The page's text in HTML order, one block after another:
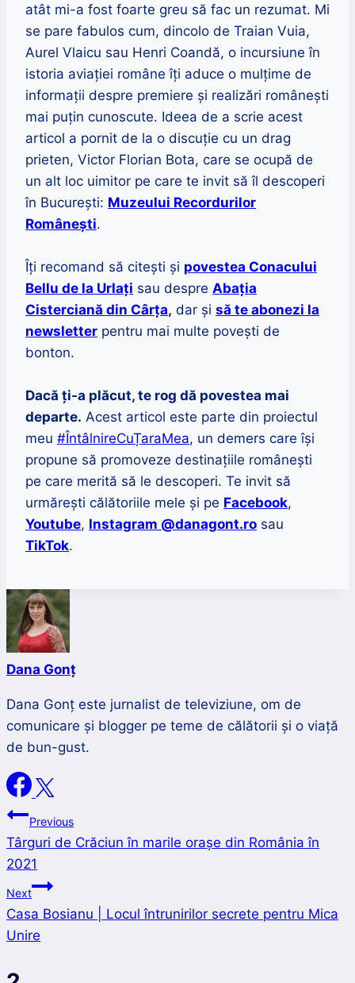
atât mi-a fost foarte greu să fac un rezumat. Mi
se pare fabulos cum, dincolo de Traian Vuia,
Aurel Vlaicu sau Henri Coandă, o incursiune în
istoria aviației române îți aduce o mulțime de
informații despre premiere și realizări românești
mai puțin cunoscute. Ideea de a scrie acest
articol a pornit de la o discuție cu un drag
prieten, Victor Florian Bota, care se ocupă de
un alt loc uimitor pe care te invit să îl descoperi
în București: Muzeului Recordurilor
Românești.
Îți recomand să citești și povestea Conacului
Bellu de la Urlați sau despre Abația
Cisterciană din Cârța, dar și să te abonezi la
newsletter pentru mai multe povești de
bonton.
Dacă ți-a plăcut, te rog dă povestea mai
departe. Acest articol este parte din proiectul
meu #ÎntâlnireCuȚaraMea, un demers care își
propune să promoveze destinațiile românești
pe care merită să le descoperi. Te invit să
urmărești călătoriile mele și pe Facebook,
Youtube, Instagram @danagont.ro sau
TikTok.
Dana Gonț
Dana Gonț este jurnalist de televiziune, om de
comunicare și blogger pe teme de călătorii și o viață
de bun-gust.
Navigare
în
articole
Previous
Târguri de Crăciun în marile orașe din România în
2021
Next
Casa Bosianu | Locul întrunirilor secrete pentru Mica
Unire